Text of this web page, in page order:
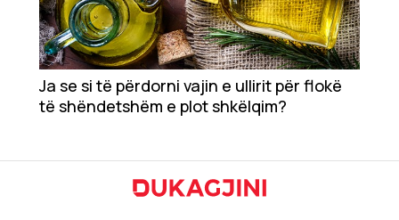
Showbiz
Ekonomi
Teknologji
Ja se si të përdorni vajin e ullirit për flokë
të shëndetshëm e plot shkëlqim?